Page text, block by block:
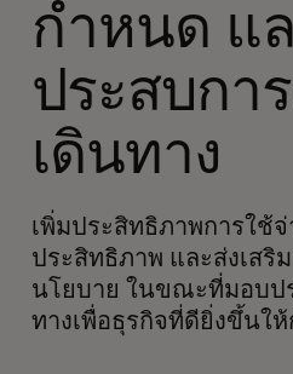
กำหนด แ
ประสบกา
เดินทาง
เพิ่มประสิทธิภาพการใช้
ประสิทธิภาพ และส่งเสริ
นโยบาย ในขณะที่มอบป
ทางเพื่อธุรกิจที่ดียิ่งขึ้นใ